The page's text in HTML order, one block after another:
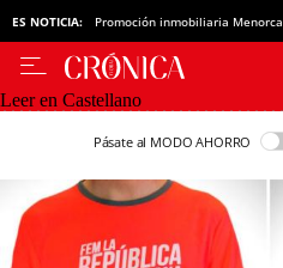
ES NOTICIA: Promoción inmobiliaria Menorca
Leer en Castellano
Pásate al MODO AHORRO